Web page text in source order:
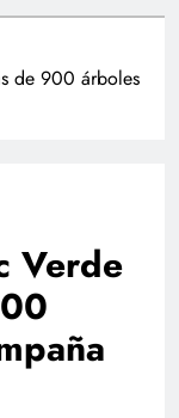
de 900 árboles
Verde